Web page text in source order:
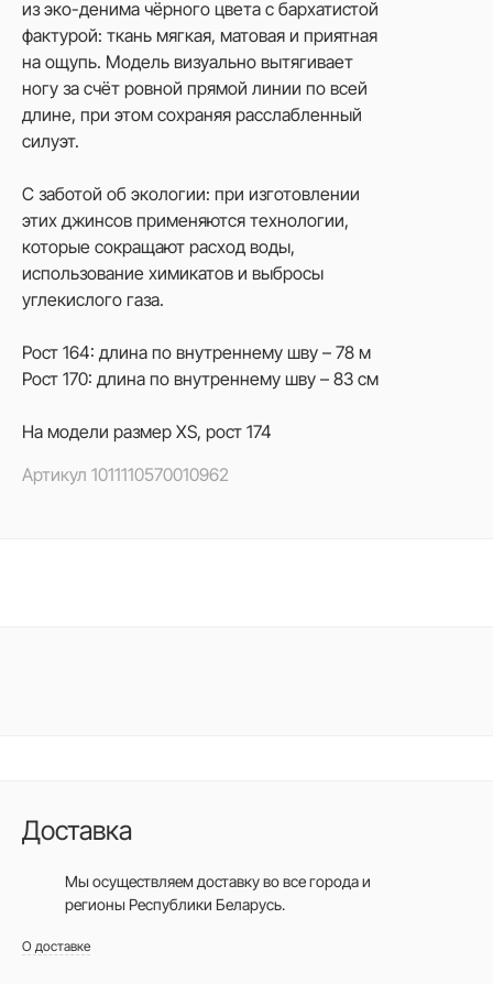
из эко-денима чёрного цвета с бархатистой
фактурой: ткань мягкая, матовая и приятная
на ощупь. Модель визуально вытягивает
ногу за счёт ровной прямой линии по всей
длине, при этом сохраняя расслабленный
силуэт.
С заботой об экологии: при изготовлении
этих джинсов применяются технологии,
которые сокращают расход воды,
использование химикатов и выбросы
углекислого газа.
Рост 164: длина по внутреннему шву – 78 м
Рост 170: длина по внутреннему шву – 83 см
На модели размер XS, рост 174
Артикул 1011110570010962
Доставка
Мы осуществляем доставку во все городаи
регионы Республики Беларусь.
О доставке